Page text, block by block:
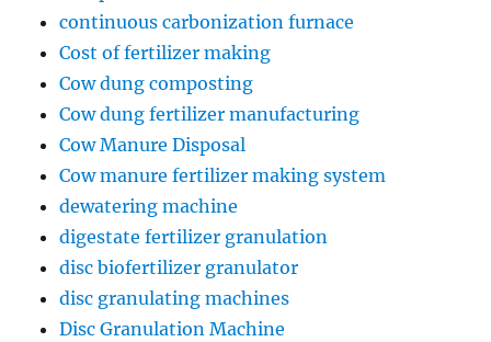
continuous carbonization furnace
Cost of fertilizer making
Cow dung composting
Cow dung fertilizer manufacturing
Cow Manure Disposal
Cow manure fertilizer making system
dewatering machine
digestate fertilizer granulation
disc biofertilizer granulator
disc granulating machines
Disc Granulation Machine